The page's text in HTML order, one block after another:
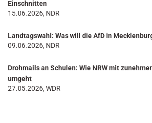
Einschnitten
15.06.2026, NDR
Landtagswahl: Was will die AfD in
09.06.2026, NDR
Drohmails an Schulen: Wie NRW mit
umgeht
27.05.2026, WDR